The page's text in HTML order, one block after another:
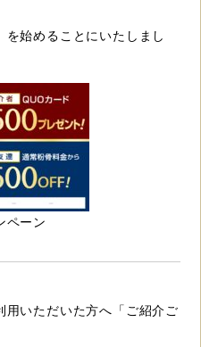
を始めることにいたしまし
ペーン
用いただいた方へ「ご紹介ご